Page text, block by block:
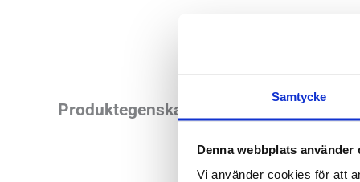
Samtycke
Denna webbplats använder
Vi använder cookies för att
Produktegenskaper
Airtrim Race är
samt Racingfilter
Airtrim fungerar